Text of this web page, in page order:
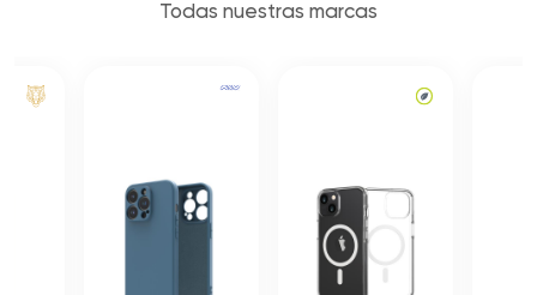
Todas nuestras marcas